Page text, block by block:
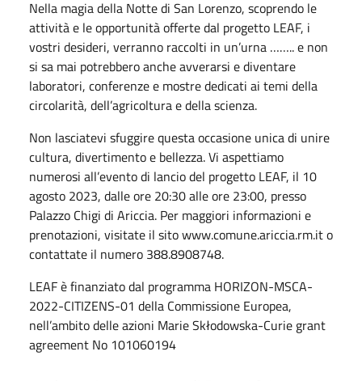
Nella magia della Notte di San Lorenzo, scoprendo le
attività e le opportunità offerte dal progetto LEAF, i
vostri desideri, verranno raccolti in un’urna …….. e non
si sa mai potrebbero anche avverarsi e diventare
laboratori, conferenze e mostre dedicati ai temi della
circolarità, dell’agricoltura e della scienza.
Non lasciatevi sfuggire questa occasione unica di unire
cultura, divertimento e bellezza. Vi aspettiamo
numerosi all’evento di lancio del progetto LEAF, il 10
agosto 2023, dalle ore 20:30 alle ore 23:00, presso
Palazzo Chigi di Ariccia. Per maggiori informazioni e
prenotazioni, visitate il sito www.comune.ariccia.rm.it o
contattate il numero 388.8908748.
LEAF è finanziato dal programma HORIZON-MSCA-
2022-CITIZENS-01 della Commissione Europea,
nell’ambito delle azioni Marie Skłodowska-Curie grant
agreement No 101060194